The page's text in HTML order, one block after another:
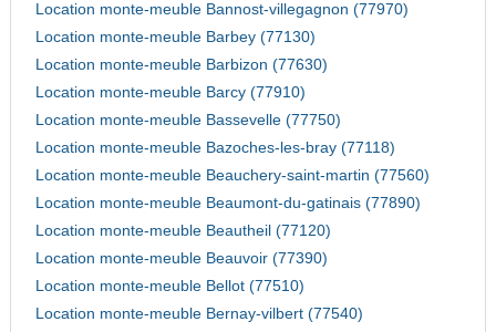
Location monte-meuble Bannost-villegagnon (77970)
Location monte-meuble Barbey (77130)
Location monte-meuble Barbizon (77630)
Location monte-meuble Barcy (77910)
Location monte-meuble Bassevelle (77750)
Location monte-meuble Bazoches-les-bray (77118)
Location monte-meuble Beauchery-saint-martin (77560)
Location monte-meuble Beaumont-du-gatinais (77890)
Location monte-meuble Beautheil (77120)
Location monte-meuble Beauvoir (77390)
Location monte-meuble Bellot (77510)
Location monte-meuble Bernay-vilbert (77540)